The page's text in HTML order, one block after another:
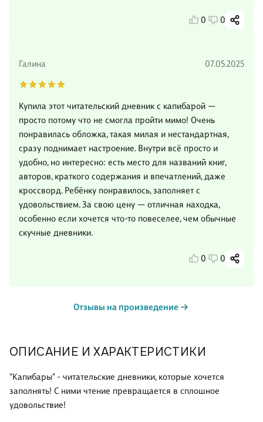
ОПИСАНИЕ И ХАРАКТЕРИСТИКИ
"Капибары" - читательские дневники, которые хочется
заполнять! С ними чтение превращается в сплошное
удовольствие!
0 0
Галина 07.05.2025
Купила этот читательский дневник с капибарой —
просто потому что не смогла пройти мимо! Очень
понравилась обложка, такая милая и нестандартная,
сразу поднимает настроение. Внутри всё просто и
удобно, но интересно: есть место для названий книг,
авторов, краткого содержания и впечатлений, даже
кроссворд. Ребёнку понравилось, заполняет с
удовольствием. За свою цену — отличная находка,
особенно если хочется что-то повеселее, чем обычные
скучные дневники.
0 0
Отзывы на произведение